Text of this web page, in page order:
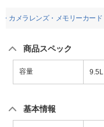
・カメラレンズ・メモリーカード
商品スペック
容量 9.5L
基本情報